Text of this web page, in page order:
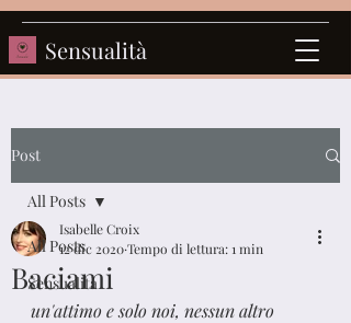
Sensualità
Post
All Posts
Sensualità
All Posts
Baciami
Isabelle Croix
12 dic 2020Tempo di lettura: 1 min
un'attimo e solo noi, nessun altro